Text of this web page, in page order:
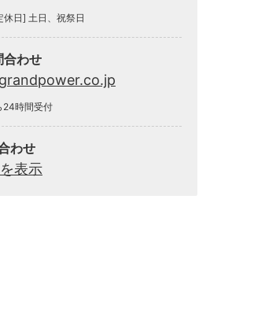
日] 土日、祝祭日
合わせ
24時間受付
わせ
表示